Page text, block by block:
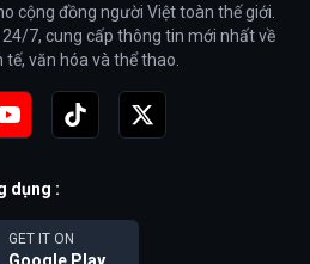
cộng đồng người Việt toàn thế giới.
7, cung cấp thông tin mới nhất về
tế, văn hóa và thể thao.
dụng :
GET IT ON
Google Play